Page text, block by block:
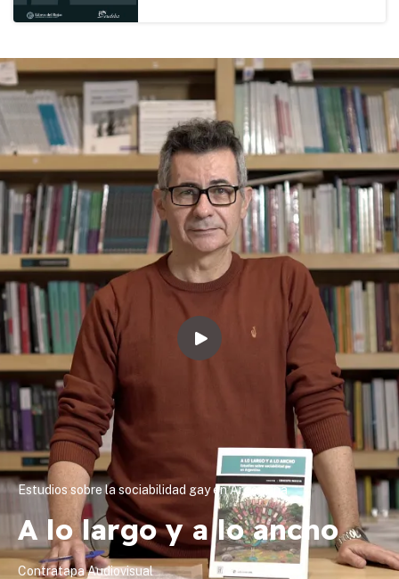
Estudios sobre la sociabilidad gay en Argentina
A lo largo y a lo ancho
Contratapa Audiovisual